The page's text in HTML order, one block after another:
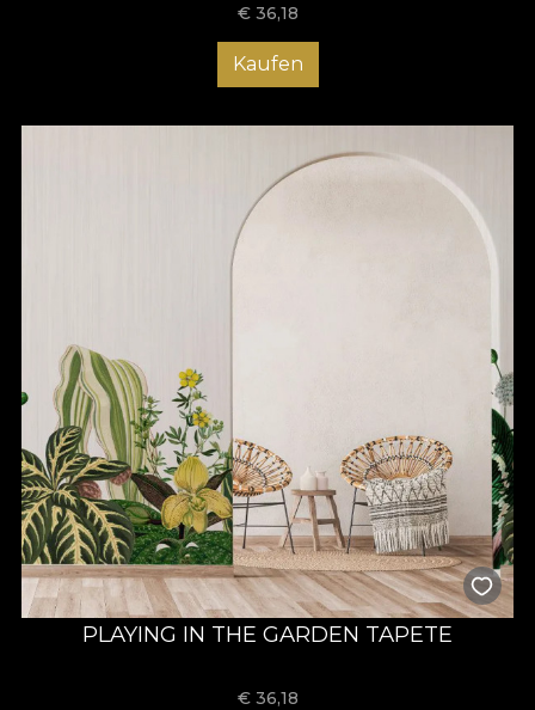
€ 36,18
Kaufen
PLAYING IN THE GARDEN TAPETE
€ 36,18